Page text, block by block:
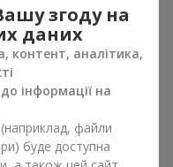
"Пана Кота"
Замовити
згоду на
даних
контент, аналітика,
інформації на
файли
буде доступна